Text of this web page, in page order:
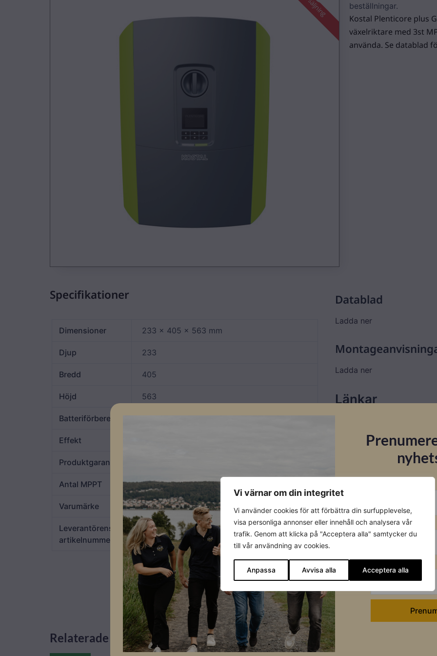
Vi värnar om din integritet
Vi använder cookies för att förbättra din surfupplevelse,
visa personliga annonser eller innehåll och analysera vår
trafik. Genom att klicka på "Acceptera alla" samtycker du
till vår användning av cookies.
Anpassa Avvisa alla Acceptera alla
beställningar.
Kostal Plenticore plus
växelriktare med 3st
använda. Se datablad
Specifikationer
Dimensioner 233 × 405 × 563 mm
Djup 233
Bredd 405
Höjd 563
Batteriförberedd
Effekt
Produktgaranti
Antal MPPT 3
Varumärke Kostal
Leverantörens
artikelnummer
10535118
Datablad
Ladda ner
Ladda ner
Länkar
Relaterade produkter
Förnamn
Efternamn